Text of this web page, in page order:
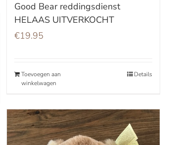
Good Bear reddingsdienst
HELAAS UITVERKOCHT
€19.95
Toevoegen aan
winkelwagen
Details